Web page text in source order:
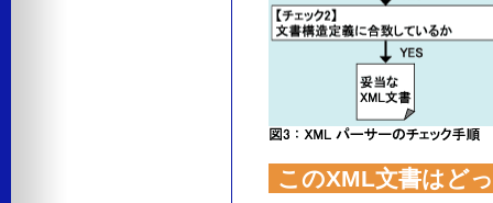
このXML文書はど